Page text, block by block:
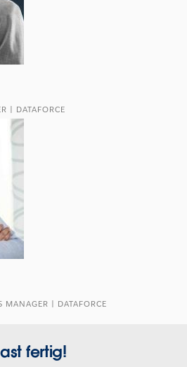
| DATAFORCE
MANAGER | DATAFORCE
fertig!